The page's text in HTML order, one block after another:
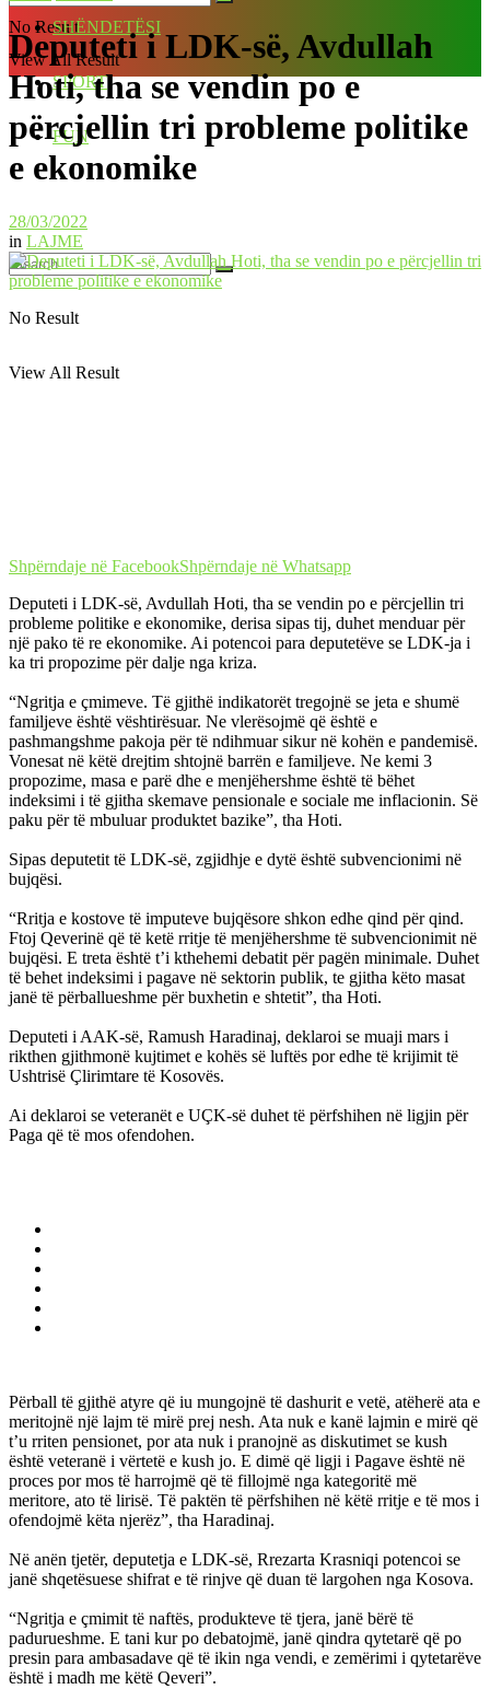
No Result
View All Result
SHËNDETËSI
SPORT
FUN
No Result
View All Result
Deputeti i LDK-së, Avdullah
Hoti, tha se vendin po e
përcjellin tri probleme politike
e ekonomike
28/03/2022
in LAJME
Shpërndaje në FacebookShpërndaje në Whatsapp
Deputeti i LDK-së, Avdullah Hoti, tha se vendin po e përcjellin tri
probleme politike e ekonomike, derisa sipas tij, duhet menduar për
një pako të re ekonomike. Ai potencoi para deputetëve se LDK-ja i
ka tri propozime për dalje nga kriza.
“Ngritja e çmimeve. Të gjithë indikatorët tregojnë se jeta e shumë
familjeve është vështirësuar. Ne vlerësojmë që është e
pashmangshme pakoja për të ndihmuar sikur në kohën e pandemisë.
Vonesat në këtë drejtim shtojnë barrën e familjeve. Ne kemi 3
propozime, masa e parë dhe e menjëhershme është të bëhet
indeksimi i të gjitha skemave pensionale e sociale me inflacionin. Së
paku për të mbuluar produktet bazike”, tha Hoti.
Sipas deputetit të LDK-së, zgjidhje e dytë është subvencionimi në
bujqësi.
“Rritja e kostove të imputeve bujqësore shkon edhe qind për qind.
Ftoj Qeverinë që të ketë rritje të menjëhershme të subvencionimit në
bujqësi. E treta është t’i kthehemi debatit për pagën minimale. Duhet
të behet indeksimi i pagave në sektorin publik, te gjitha këto masat
janë të përballueshme për buxhetin e shtetit”, tha Hoti.
Deputeti i AAK-së, Ramush Haradinaj, deklaroi se muaji mars i
rikthen gjithmonë kujtimet e kohës së luftës por edhe të krijimit të
Ushtrisë Çlirimtare të Kosovës.
Ai deklaroi se veteranët e UÇK-së duhet të përfshihen në ligjin për
Paga që të mos ofendohen.
Përball të gjithë atyre që iu mungojnë të dashurit e vetë, atëherë ata e
meritojnë një lajm të mirë prej nesh. Ata nuk e kanë lajmin e mirë që
t’u rriten pensionet, por ata nuk i pranojnë as diskutimet se kush
është veteranë i vërtetë e kush jo. E dimë që ligji i Pagave është në
proces por mos të harrojmë që të fillojmë nga kategoritë më
meritore, ato të lirisë. Të paktën të përfshihen në këtë rritje e të mos i
ofendojmë këta njerëz”, tha Haradinaj.
Në anën tjetër, deputetja e LDK-së, Rrezarta Krasniqi potencoi se
janë shqetësuese shifrat e të rinjve që duan të largohen nga Kosova.
“Ngritja e çmimit të naftës, produkteve të tjera, janë bërë të
padurueshme. E tani kur po debatojmë, janë qindra qytetarë që po
presin para ambasadave që të ikin nga vendi, e zemërimi i qytetarëve
është i madh me këtë Qeveri”.